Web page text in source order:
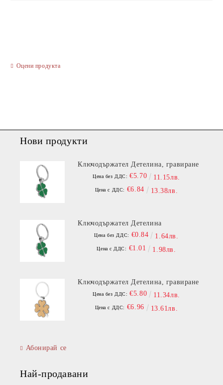
Оцени продукта
Нови продукти
Ключодържател Детелина, гравиране
Цена без ДДС: €5.70 11.15лв.
Цена с ДДС: €6.84 13.38лв.
Ключодържател Детелина
Цена без ДДС: €0.84 1.64лв.
Цена с ДДС: €1.01 1.98лв.
Ключодържател Детелина, гравиране
Цена без ДДС: €5.80 11.34лв.
Цена с ДДС: €6.96 13.61лв.
Абонирай се
Най-продавани